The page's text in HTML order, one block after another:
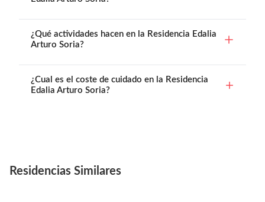
¿Qué actividades hacen en la Residencia Edalia
Arturo Soria?
¿Cual es el coste de cuidado en la Residencia
Edalia Arturo Soria?
Residencias Similares